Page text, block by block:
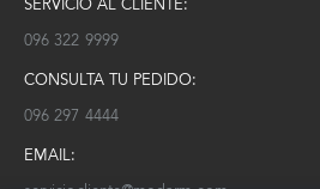
096 322 9999
CONSULTA TU PEDIDO:
096 297 4444
EMAIL: